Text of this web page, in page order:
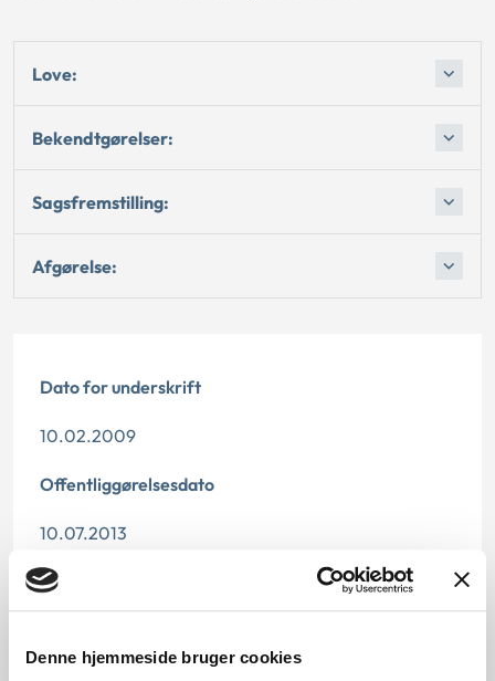
Denne hjemmeside bruger cookies
Love:
Bekendtgørelser:
Sagsfremstilling:
Afgørelse:
Dato for underskrift
10.02.2009
Offentliggørelsesdato
10.07.2013
Denne principafgørelse er kasseret den 19. juni 2019,
da der er kommet nye regler på området.
Paragraf